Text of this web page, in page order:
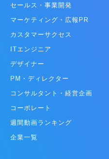
セールス・事業開発
マーケティング・広報PR
カスタマーサクセス
ITエンジニア
デザイナー
PM・ディレクター
コンサルタント・経営企画
コーポレート
週間動画ランキング
企業一覧